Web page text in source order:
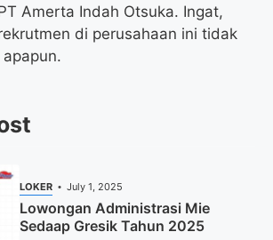
Amerta Indah Otsuka. Ingat,
di perusahaan ini tidak
LOKER July 1, 2025
Lowongan Administrasi Mie
Sedaap Gresik Tahun 2025